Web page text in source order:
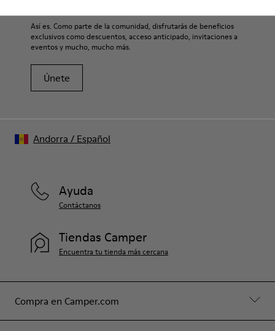
Si deseas obtener información detallada sobre cómo cuidar de
tu par, visita nuestraGuía para el cuidado del calzado.
Así es. Como parte de la comunidad, disfrutarás de beneficios
exclusivos como descuentos, acceso anticipado, invitaciones a
eventos y mucho, mucho más.
Únete
Compra en Camper.com
Ayuda
Contáctanos
Tiendas Camper
Encuentra tu tienda más cercana
Andorra / Español